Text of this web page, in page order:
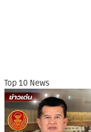
Top 10 News